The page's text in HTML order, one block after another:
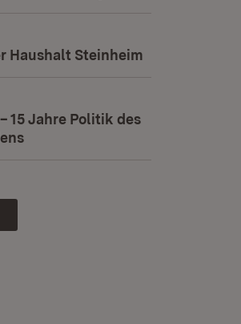
Haushalt Steinheim
15 Jahre Politik des